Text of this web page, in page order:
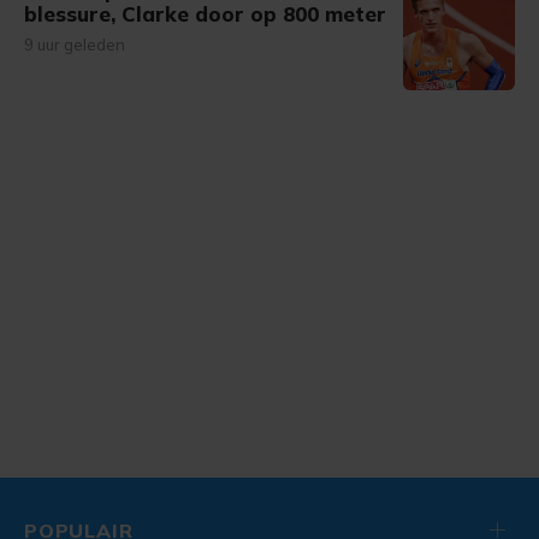
blessure, Clarke door op 800 meter
9 uur geleden
POPULAIR